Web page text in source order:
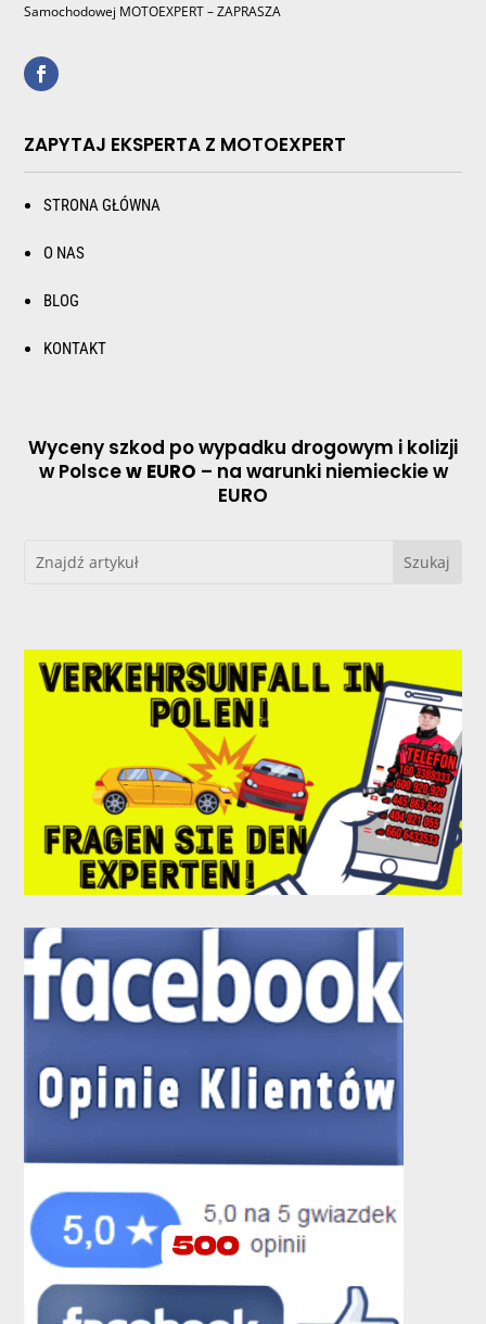
Samochodowej MOTOEXPERT – ZAPRASZA
ZAPYTAJ EKSPERTA Z MOTOEXPERT
STRONA GŁÓWNA
O NAS
BLOG
KONTAKT
Wyceny szkod po wypadku drogowym i kolizji
w Polscew EURO – na warunki niemieckie w
EURO